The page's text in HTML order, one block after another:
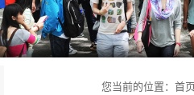
您当前的位置： 首页